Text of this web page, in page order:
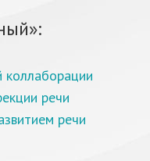
коллаборации
речи
речи